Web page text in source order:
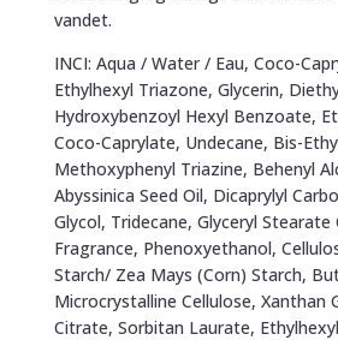
vandet.
INCI: Aqua / Water / Eau, Coco-
Ethylhexyl Triazone, Glycerin,
Hydroxybenzoyl Hexyl Benzoate,
Coco-Caprylate, Undecane, Bis-
Methoxyphenyl Triazine, Behenyl
Abyssinica Seed Oil, Dicaprylyl
Glycol, Tridecane, Glyceryl
Fragrance, Phenoxyethanol,
Starch/ Zea Mays (Corn) Starch,
Microcrystalline Cellulose, Xanthan
Citrate, Sorbitan Laurate,